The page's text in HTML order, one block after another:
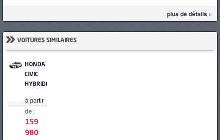
plus de détails »
» VOITURES SIMILAIRES
HONDA
CIVIC
HYBRIDE
à partir
de :
159
980